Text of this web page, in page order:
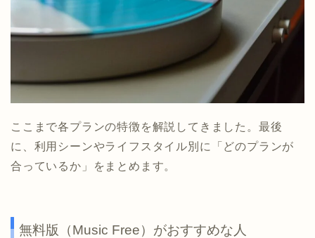
ここまで各プランの特徴を解説してきました。最後
に、利用シーンやライフスタイル別に「どのプランが
合っているか」をまとめます。
無料版（Music Free）がおすすめな人